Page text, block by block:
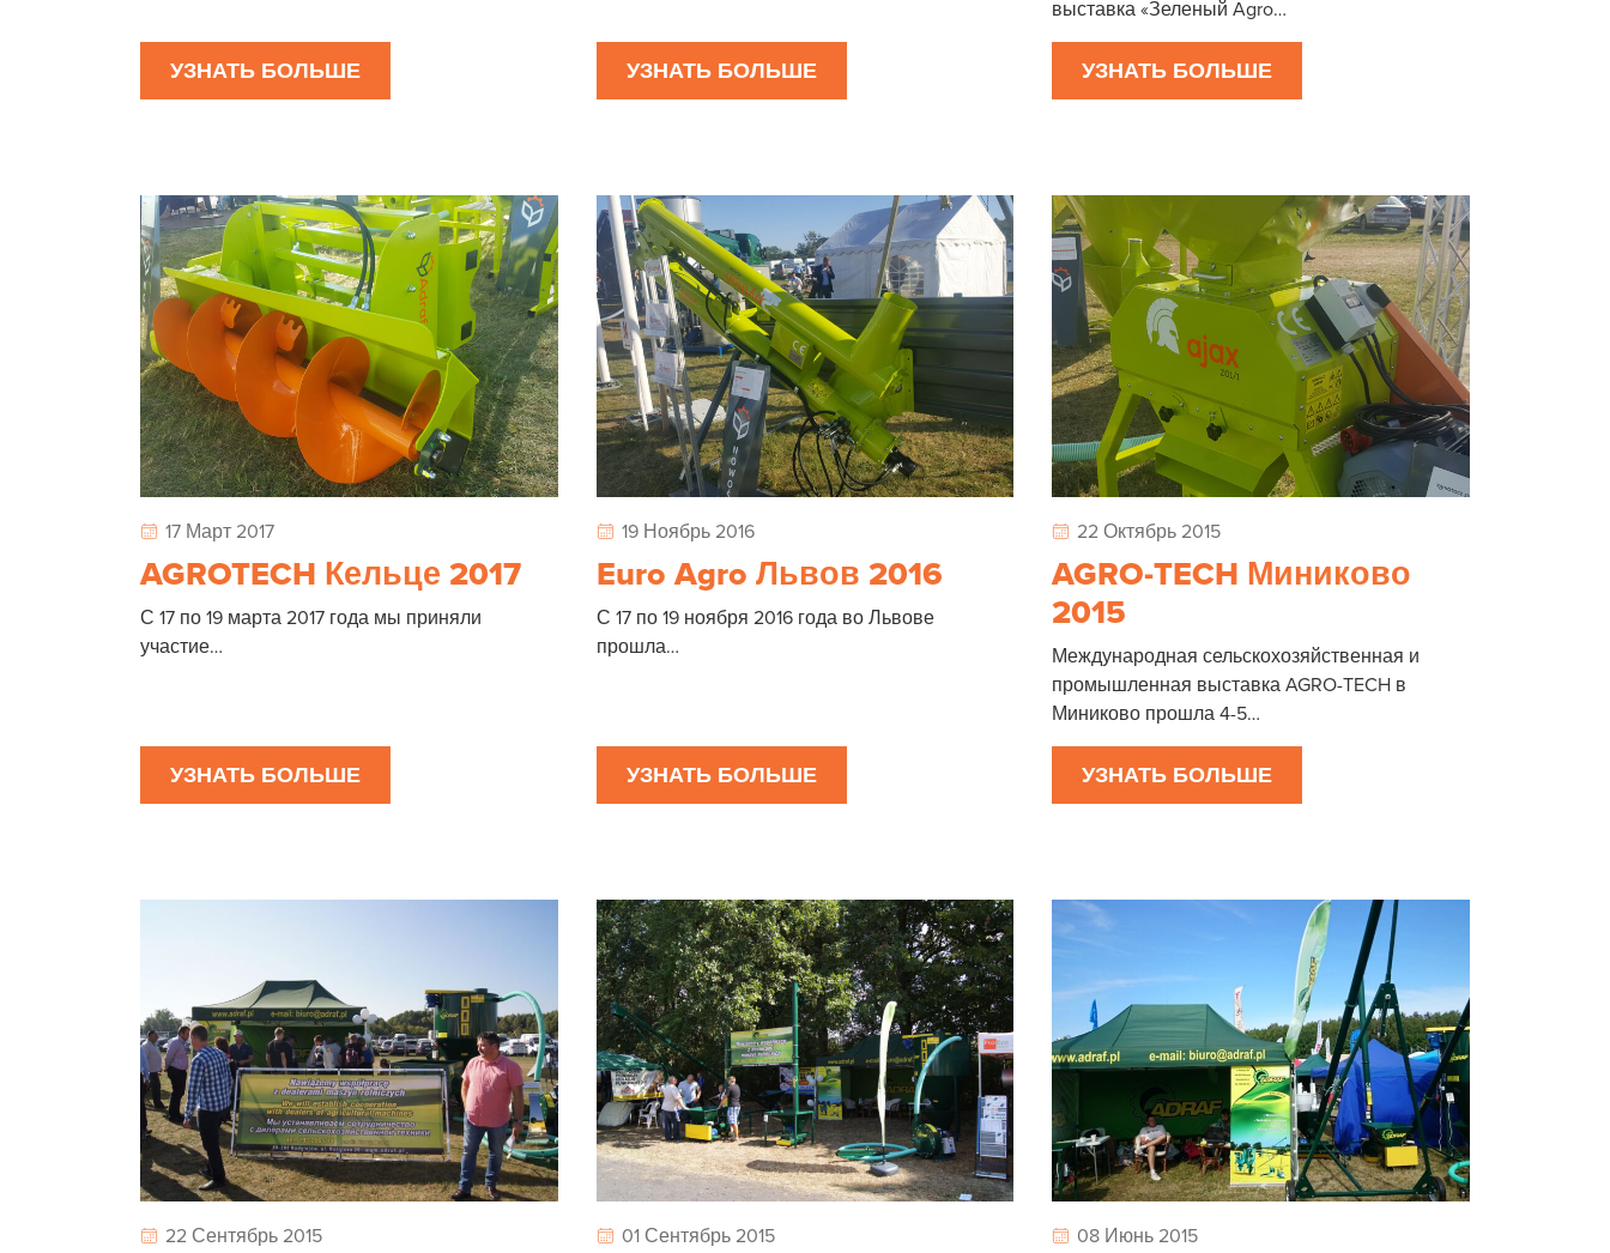
УЗНАТЬ БОЛЬШЕ УЗНАТЬ БОЛЬШЕ
выставка «Зеленый Agro…
УЗНАТЬ БОЛЬШЕ
17 Март 2017
AGROTECH Кельце 2017
С 17 по 19 марта 2017 года мы приняли
участие…
УЗНАТЬ БОЛЬШЕ
19 Ноябрь 2016
Euro Agro Львов 2016
С 17 по 19 ноября 2016 года во Львове
прошла…
УЗНАТЬ БОЛЬШЕ
22 Октябрь 2015
AGRO-TECH Миниково
2015
Международная сельскохозяйственная и
промышленная выставка AGRO-TECH в
Миниково прошла 4-5…
УЗНАТЬ БОЛЬШЕ
22 Сентябрь 2015 01 Сентябрь 2015 08 Июнь 2015